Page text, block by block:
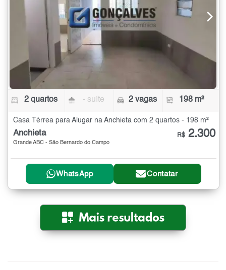
2 quartos - suíte 2 vagas 198 m²
Casa Térrea para Alugar na Anchieta com 2 quartos - 198 m²
Anchieta
Grande ABC - São Bernardo do Campo
R$ 2.300
WhatsApp Contatar